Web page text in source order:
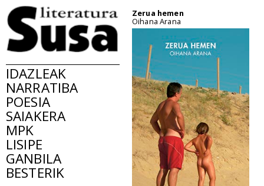
IDAZLEAK
NARRATIBA
POESIA
SAIAKERA
MPK
LISIPE
GANBILA
BESTERIK
Zerua hemen
Oihana Arana